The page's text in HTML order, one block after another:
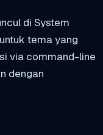
di System
tema yang
via command-line
dengan